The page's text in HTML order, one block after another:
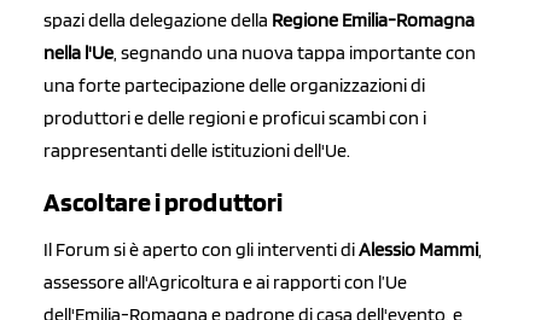
spazi della delegazione della Regione Emilia-Romagna
nella l'Ue , segnando una nuova tappa importante con
una forte partecipazione delle organizzazioni di
produttori e delle regioni e proficui scambi con i
rappresentanti delle istituzioni dell'Ue.
Ascoltare i produttori
Il Forum si è aperto con gli interventi diAlessio Mammi,
assessore all'Agricoltura e ai rapporti con l’Ue
dell'Emilia-Romagna e padrone di casa dell'evento, e